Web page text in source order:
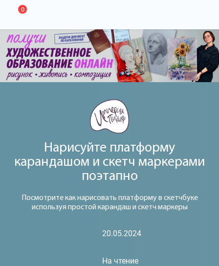
0
Нарисуйте платформу
карандашом и скетч маркерами
поэтапно
Посмотрите как нарисовать платформу в скетчбуке
используя простой карандаш и скетч маркеры
20.05.2024
На чтение